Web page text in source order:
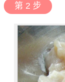
第 2 步